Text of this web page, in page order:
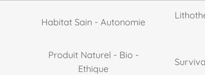
Habitat Sain - Autonomie
Produit Naturel - Bio -
Ethique